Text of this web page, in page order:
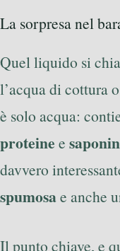
La sorpresa nel
Quel liquido si
l’acqua di cottura
è solo acqua:
proteine e
davvero
spumosae anche
Il punto chiave, e